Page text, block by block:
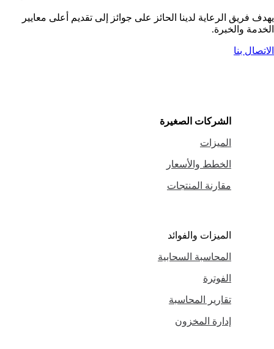
يهدف فريق الرعاية لدينا الحائز على جوائز إلى تقديم أعلى معايير
الخدمة والخبرة.
الاتصال بنا
الشركات الصغيرة
الميزات
الخطط والأسعار
مقارنة المنتجات
الميزات والفوائد
المحاسبة السحابية
الفوترة
تقارير المحاسبة
إدارة المخزون